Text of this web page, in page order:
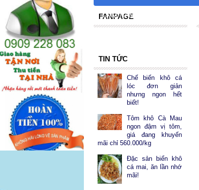
FANPAGE
TIN TỨC
Chế biến khô cá
lóc đơn giản
nhưng ngon hết
biết!
Tôm khô Cà Mau
ngon đậm vị tôm,
giá đang khuyến
mãi chỉ 560.000/kg
Đặc sản biển khô
cá mai, ăn lần nhớ
mãi!
CẨM NANG DU LỊCH